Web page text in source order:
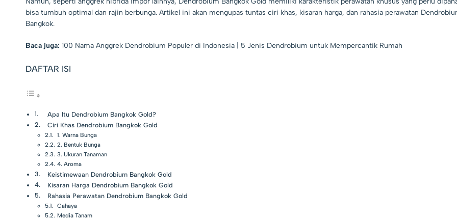
bisa tumbuh optimal dan rajin berbunga. Artikel ini akan mengupas tuntas ciri khas, kisaran harga, dan rahasia perawatan
Bangkok.
Baca juga: 100 Nama Anggrek Dendrobium Populer di Indonesia 5 Jenis Dendrobium untuk Mempercantik Rumah
DAFTAR ISI
Apa Itu Dendrobium Bangkok Gold?
Ciri Khas Dendrobium Bangkok Gold
1. Warna Bunga
2. Bentuk Bunga
3. Ukuran Tanaman
4. Aroma
Keistimewaan Dendrobium Bangkok Gold
Kisaran Harga Dendrobium Bangkok Gold
Rahasia Perawatan Dendrobium Bangkok Gold
Cahaya
Media Tanam